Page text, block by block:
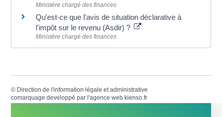
Ministère chargé des finances
Qu'est-ce que l'avis de situation déclarative à
l'impôt sur le revenu (Asdir) ?
Ministère chargé des finances
© Direction de l'information légale et administrative
comarquage developpé par l'agence web kienso.fr